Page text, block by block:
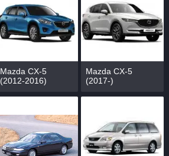
Mazda CX-5
(2012-2016)
Mazda CX-5
(2017-)